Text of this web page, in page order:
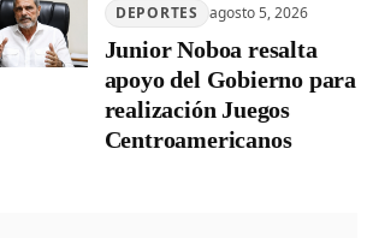
DEPORTES agosto 5, 2026
Junior Noboa resalta
apoyo del Gobierno para
realización Juegos
Centroamericanos